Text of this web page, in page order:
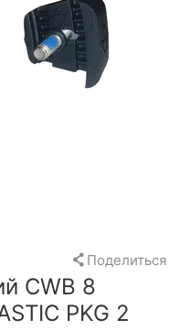
Поделиться
CWB 8
PKG 2